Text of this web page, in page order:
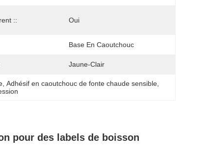
:: Oui
Base En Caoutchouc
Jaune-Clair
, Adhésif en caoutchouc de fonte chaude sensible
pour des labels de boisson